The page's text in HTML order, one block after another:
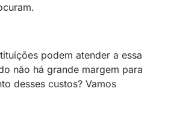
podem atender a essa
não há grande margem para
desses custos? Vamos